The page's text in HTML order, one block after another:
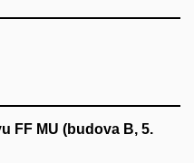
FF MU (budova B, 5.